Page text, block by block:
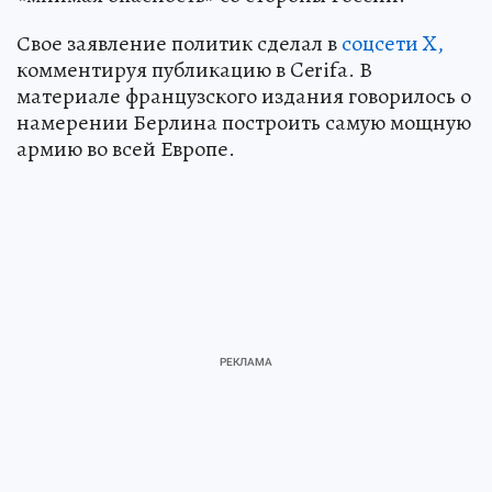
Свое заявление политик сделал всоцсети X,
комментируя публикацию в Cerifa. В
материале французского издания говорилось о
намерении Берлина построить самую мощную
армию во всей Европе.